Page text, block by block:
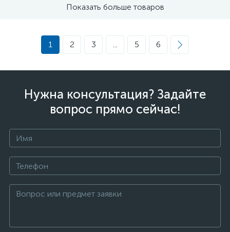
Показать больше товаров
1 2 3 ... 5 6
Нужна консультация? Задайте
вопрос прямо сейчас!